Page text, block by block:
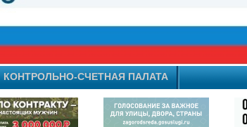
КОНТРОЛЬНО-СЧЕТНАЯ ПАЛАТА